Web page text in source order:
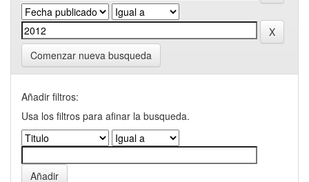
Comenzar nueva busqueda
Añadir filtros:
Usa los filtros para afinar la busqueda.